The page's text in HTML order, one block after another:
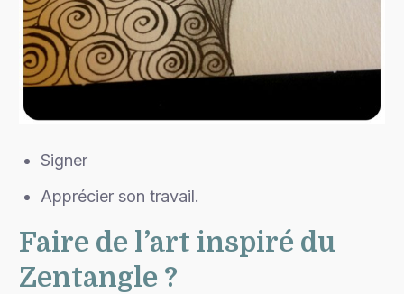
Signer
Apprécier son travail.
Faire de l’art inspiré du
Zentangle ?